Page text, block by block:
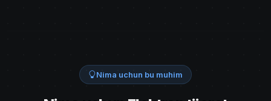
Nima uchun bu muhim